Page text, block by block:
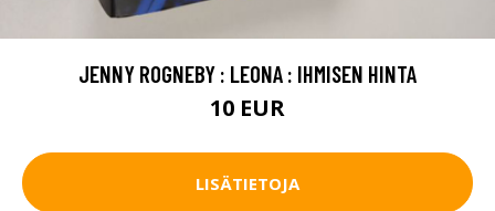
JENNY ROGNEBY : LEONA : IHMISEN HINTA
10 EUR
LISÄTIETOJA